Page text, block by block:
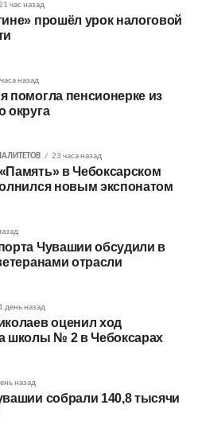
час назад
прошёл урок налоговой
назад
помогла пенсионерке из
округа
23 часа назад
в Чебоксарском
новым экспонатом
Чувашии обсудили в
отрасли
1 день назад
оценил ход
школы № 2 в Чебоксарах
назад
собрали 140,8 тысячи